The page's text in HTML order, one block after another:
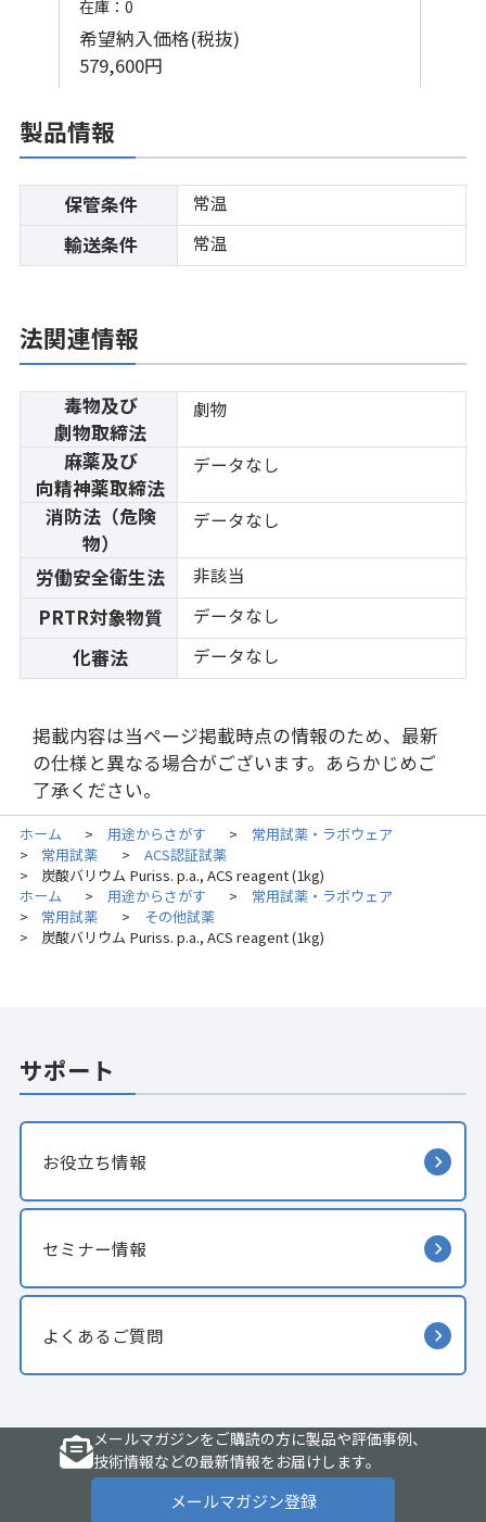
在庫：0
希望納入価格(税抜)
579,600円
製品情報
保管条件 常温
輸送条件 常温
法関連情報
毒物及び
劇物取締法
劇物
麻薬及び
向精神薬取締法
データなし
消防法（危険
物）
データなし
労働安全衛生法 非該当
PRTR対象物質 データなし
化審法 データなし
掲載内容は当ページ掲載時点の情報のため、最新
の仕様と異なる場合がございます。あらかじめご
了承ください。
ホーム > 用途からさがす > 常用試薬・ラボウェア
> 常用試薬 > ACS認証試薬
>
炭酸バリウム Puriss. p.a., ACS reagent (1kg)
ホーム
> 用途からさがす > 常用試薬・ラボウェア
> 常用試薬 > その他試薬
> 炭酸バリウム Puriss. p.a., ACS reagent (1kg)
サポート
お役立ち情報
セミナー情報
よくあるご質問
メールマガジンをご購読の方に製品や評価事例、
技術情報などの最新情報をお届けします。
メールマガジン登録